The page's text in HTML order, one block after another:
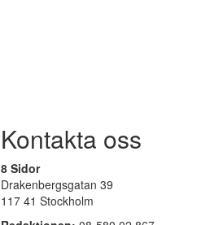
Kontakta oss
8 Sidor
Drakenbergsgatan 39
117 41 Stockholm